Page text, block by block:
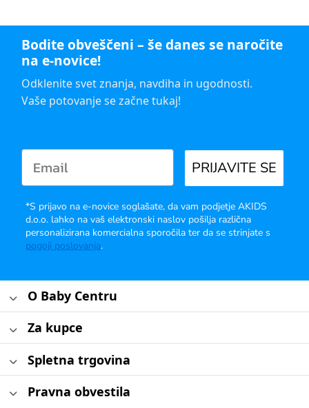
Bodite obveščeni – še danes se naročite
na e-novice!
Odklenite svet znanja, navdiha in ugodnosti.
Vaše potovanje se začne tukaj!
PRIJAVITE SE
*S prijavo na e-novice soglašate, da vam podjetje AKIDS
d.o.o. lahko na vaš elektronski naslov pošilja različna
personalizirana komercialna sporočila ter da se strinjate s
pogoji poslovanja.
O Baby Centru
Za kupce
Spletna trgovina
Pravna obvestila